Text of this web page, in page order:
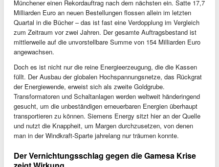
Münchener einen Rekordauftrag nach dem nächsten ein. Satte 17,7
Milliarden Euro an neuen Bestellungen flossen allein im letzten
Quartal in die Bücher – das ist fast eine Verdopplung im Vergleich
zum Zeitraum vor zwei Jahren. Der gesamte Auftragsbestand ist
mittlerweile auf die unvorstellbare Summe von 154 Milliarden Euro
angewachsen.
Doch es ist nicht nur die reine Energieerzeugung, die die Kassen
füllt. Der Ausbau der globalen Hochspannungsnetze, das Rückgrat
der Energiewende, erweist sich als zweite Goldgrube.
Transformatoren und Schaltanlagen werden weltweit händeringend
gesucht, um die unbeständigen erneuerbaren Energien überhaupt
transportieren zu können. Siemens Energy sitzt hier an der Quelle
und nutzt die Knappheit, um Margen durchzusetzen, von denen
man in der Windkraft-Sparte jahrelang nur träumen konnte.
Der Vernichtungsschlag gegen die Gamesa Krise